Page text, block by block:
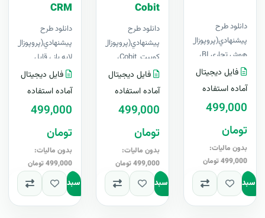
دانلود طرح
پيشنهادي(پروپوزال)
هوش تجاری BI،
لایه باز ، قابل
او..
فایل دیجیتال
آماده استفاده
499,000
تومان
بدون مالیات:
499,000 تومان
به سبد
Cobit
دانلود طرح
پيشنهادي(پروپوزال)
کوبیت Cobit،
لایه باز ، قابل
فایل دیجیتال
آماده استفاده
499,000
تومان
بدون مالیات:
499,000 تومان
افزودن به سبد
CRM
دانلود طرح
لایه باز ، قابل
آپدیت رایگانبرای
فایل دیجیتال
آماده استفاده
499,000
تومان
بدون مالیات:
499,000 تومان
افزودن به سبد